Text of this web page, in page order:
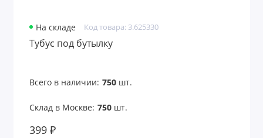
На складе Код товара: 3.625330
Тубус под бутылку
Всего в наличии: 750шт.
Склад в Москве: 750шт.
399 ₽